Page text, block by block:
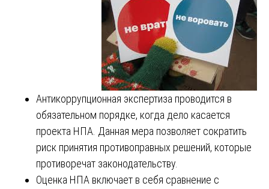
Антикоррупционная экспертиза проводится в
обязательном порядке, когда дело касается
проекта НПА. Данная мера позволяет сократить
риск принятия противоправных решений, которые
противоречат законодательству.
Оценка НПА включает в себя сравнение с